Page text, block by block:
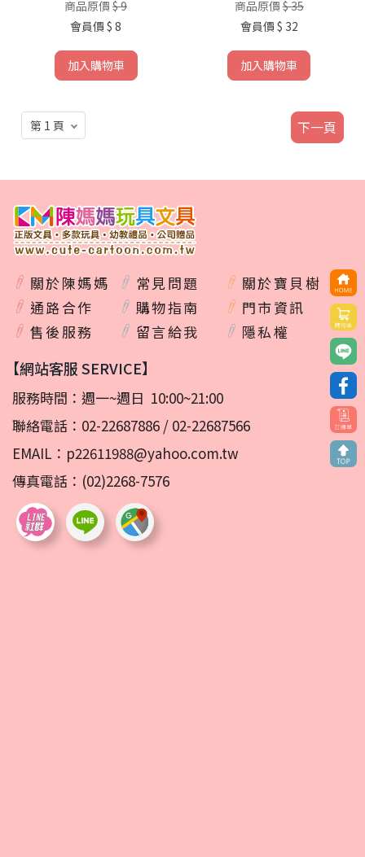
商品原價 $ 9
會員價 $ 8
加入購物車
商品原價 $ 35
會員價 $ 32
加入購物車
下一頁
關於陳媽媽 常見問題
關於寶貝樹
通路合作
購物指南
門市資訊
售後服務
留言給我 隱私權
【網站客服 SERVICE】
服務時間：週一~週日 10:00~21:00
聯絡電話： 02-22687886 / 02-22687566
EMAIL： p22611988@yahoo.com.tw
傳真電話：(02)2268-7576